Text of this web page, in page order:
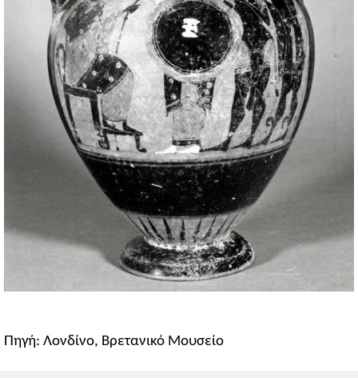
Πηγή: Λονδίνο, Βρετανικό Μουσείο